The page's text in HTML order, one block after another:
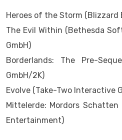
Heroes of the Storm
The Evil Within (Bethesda
GmbH)
Borderlands: The Pre-
GmbH/2K)
Evolve (Take-Two Interactive
Mittelerde: Mordors
Entertainment)